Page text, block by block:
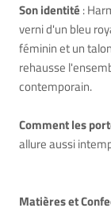
Son identité :
verni d'un bleu
féminin et un
rehausse
contemporain.
Comment les
allure aussi
Matières et